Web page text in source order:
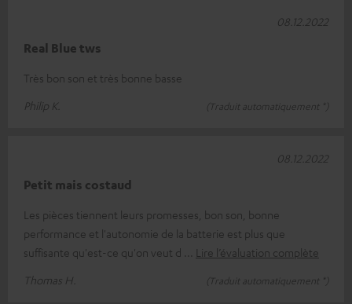
Real Blue tws
Très bon son et très bonne basse
Philip K.
(Traduit automatiquement *)
08.12.2022
Petit mais costaud
Les pièces tiennent leurs promesses, bon son, bonne
performance et l'autonomie de la batterie est plus que
suffisante qu'est-ce qu'on veut d
Lire l’évaluation complète
Thomas H.
(Traduit automatiquement *)
08.12.2022